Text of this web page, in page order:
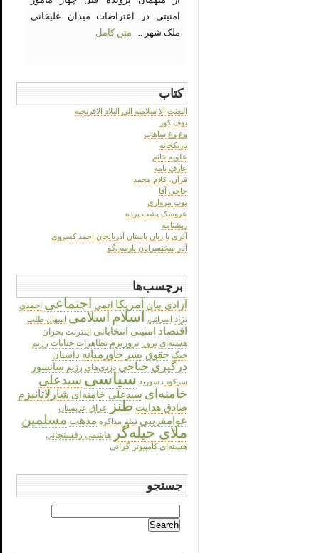
امنیتی در اعتراضات میدان علیخانی
ملک شهر ... متن کامل
کتاب
البعثت الا سلامیه الی البلاد الافرنجیه
بوف کور
وغ وغ ساهاب
تاریکخانه
علویه خانم
عارف نامه
قرآن، کلام محمد
حاجی آقا
توپ مرواری
عروسک پشت پرده
ریشنامه
آذری یا زبان باستان آذربایجان احمد کسروی
آثار سخنسرایان پارسی‌گو
برچسب‌ها
آزادی بیان آمریکا اتمی اجتماعی احمدی
نژاد اسرائیل اسلام اسلامی اسهال طلب
اقتصاد امنیتی انتخاباتی اینترنت بحران
هسته‌ای ترور تروریزم تظاهرات جنایات رژیم
جنگ حقوق بشر خاورمیانه داستان
درگیری جناحی دزدی‌های رژیم سانسور
سرکوب سوریه سیاسی سیدعلی
خامنه‌ای سیدعلی خامنه‌ای شارلاتانیزم
صادق هدایت طنز عراق عربستان
عوامفریبی فیلم مذاکره مذهب مسلمین
ملای حیله‌گر
هاشمی رفسنجانی
هسته‌ای کامپیوتر گرانی
جستجو
for: